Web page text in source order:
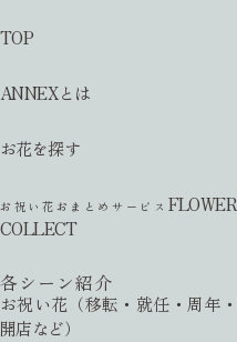
TOP
ANNEXとは
お花を探す
お祝い花おまとめサービス FLOWER
COLLECT
各シーン紹介
お祝い花（移転・就任・周年・
開店など）